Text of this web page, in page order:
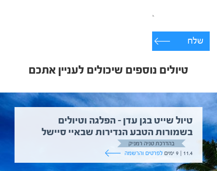
שלח
טיולים נוספים שיכולים לעניין אתכם
טיול שייט בגן עדן – הפלגה וטיולים
בשמורות הטבע הנדירות שבאיי סיישל
בהדרכת טניה רמניק
11.4 | 9 ימים
לפרטים והרשמה